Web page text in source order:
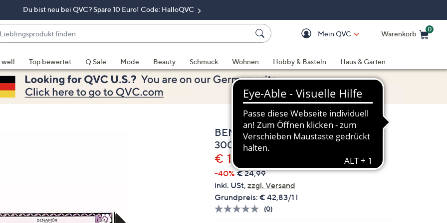
Du bist neu bei QVC? Spare 10 Euro! Code: HalloQVC
Mein QVC Warenkorb
0
Top bewertet Q Sale Mode Beauty Schmuck Wohnen Hobby & Basteln
Haus & Garten
BENAMÔR Jacarandá Handseife
300ml, Handcreme 50ml
Gelöscht
€ 14,99
-40% € 24,99
inkl. USt, zzgl. Versand
Grundpreis: € 42,83/1 l
Bisher
(0)